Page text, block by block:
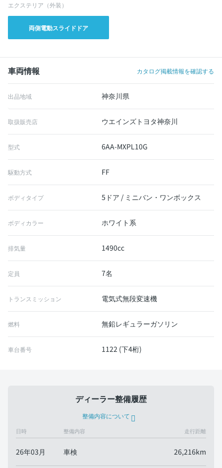
エクステリア（外装）
両側電動スライドドア
車両情報 カタログ掲載情報を確認する
出品地域 神奈川県
取扱販売店 ウエインズトヨタ神奈川
型式 6AA-MXPL10G
駆動方式 FF
ボディタイプ 5ドア / ミニバン・ワンボックス
ボディカラー ホワイト系
排気量 1490cc
定員 7名
トランスミッション 電気式無段変速機
燃料 無鉛レギュラーガソリン
車台番号 1122 (下4桁)
ディーラー整備履歴
整備内容について
日時 整備内容 走行距離
26年03月 車検 26,216km